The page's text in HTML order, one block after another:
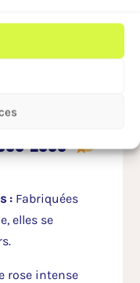
à
loco
:Fabriquées
elles se
rose intense